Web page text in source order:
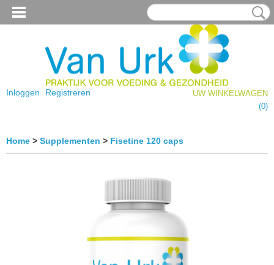
Inloggen Registreren
UW WINKELWAGEN
(0)
Home > Supplementen > Fisetine 120 caps